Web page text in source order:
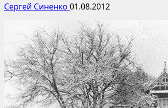
Сергей Синенко 01.08.2012